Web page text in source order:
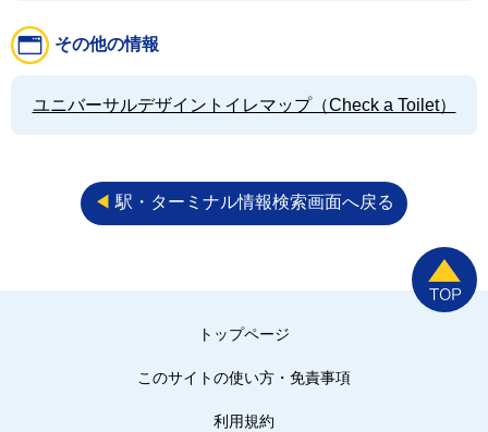
その他の情報
ユニバーサルデザイントイレマップ（Check a Toilet）
◀︎ 駅・ターミナル情報検索画面へ戻る
トップページ
このサイトの使い方・免責事項
利用規約